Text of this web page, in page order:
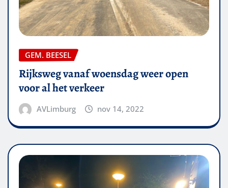
GEM. BEESEL
Rijksweg vanaf woensdag weer open
voor al het verkeer
AVLimburg nov 14, 2022